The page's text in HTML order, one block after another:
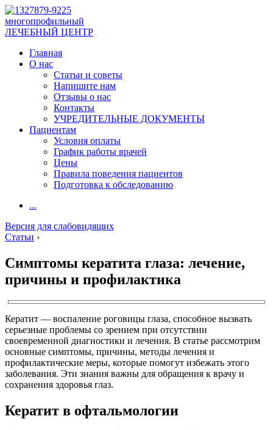
многопрофильный
ЛЕЧЕБНЫЙ ЦЕНТР
Главная
О нас
Статьи и советы
Напишите нам
Отзывы о нас
Контакты
УЧРЕДИТЕЛЬНЫЕ ДОКУМЕНТЫ
Пациентам
Условия оплаты
График работы врачей
Цены
Правила поведения пациентов
Подготовка к обследованию
...
Версия для слабовидящих
Статьи ›
Симптомы кератита глаза: лечение,
причины и профилактика
Кератит — воспаление роговицы глаза, способное вызвать
серьезные проблемы со зрением при отсутствии
своевременной диагностики и лечения. В статье рассмотрим
основные симптомы, причины, методы лечения и
профилактические меры, которые помогут избежать этого
заболевания. Эти знания важны для обращения к врачу и
сохранения здоровья глаз.
Кератит в офтальмологии